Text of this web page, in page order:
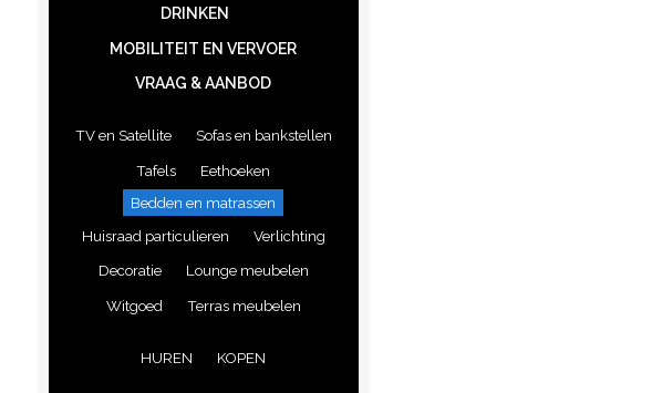
DRINKEN
MOBILITEIT EN VERVOER
VRAAG & AANBOD
TV en Satellite
Sofas en bankstellen
Tafels
Eethoeken
Bedden en matrassen
Huisraad particulieren
Verlichting
Decoratie
Lounge meubelen
Witgoed
Terras meubelen
HUREN KOPEN